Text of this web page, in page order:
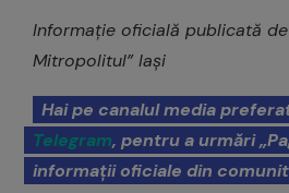
Informație oficială publicată de
Mitropolitul” Iași
Hai pe canalul media
Telegram, pentru a urmări
informații oficiale din